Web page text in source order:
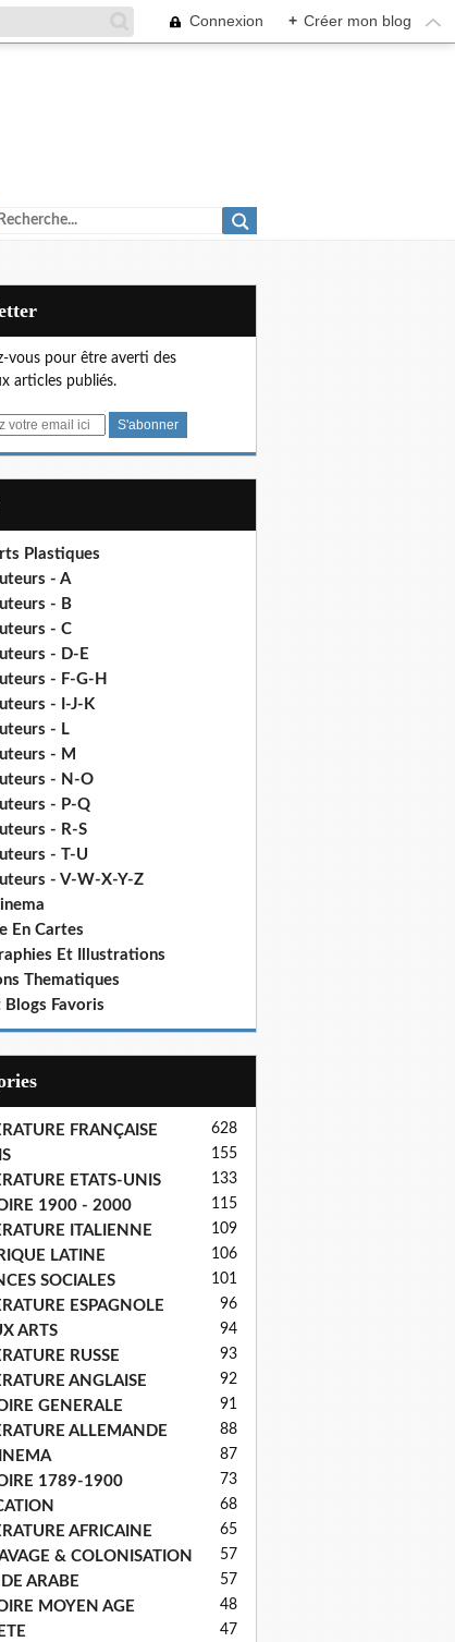
Connexion + Créer mon blog
vous pour être averti des
articles publiés.
Plastiques
- A
- B
- C
- D-E
- F-G-H
- I-J-K
- L
- M
- N-O
- P-Q
- R-S
- T-U
- V-W-X-Y-Z
En Cartes
Et Illustrations
Thematiques
Blogs Favoris
FRANÇAISE 628
155
ETATS-UNIS 133
1900 - 2000 115
ITALIENNE 109
LATINE 106
SOCIALES 101
ESPAGNOLE 96
ARTS 94
RUSSE 93
ANGLAISE 92
GENERALE 91
ALLEMANDE 88
87
1789-1900 73
68
AFRICAINE 65
& COLONISATION 57
ARABE 57
MOYEN AGE 48
47